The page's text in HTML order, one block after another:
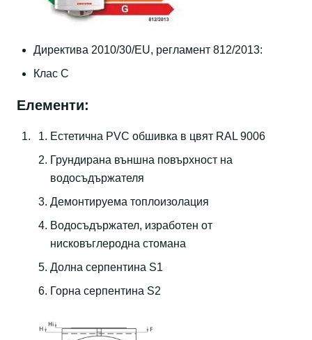
Директива 2010/30/EU, регламент 812/2013:
Клас C
Елементи:
Eстетична PVC обшивка в цвят RAL 9006
Грундирана външна повърхност на
водосъдържателя
Демонтируема топлоизолация
Водосъдържател, изработен от
нисковъглеродна стомана
Долна серпентина S1
Горна серпентина S2